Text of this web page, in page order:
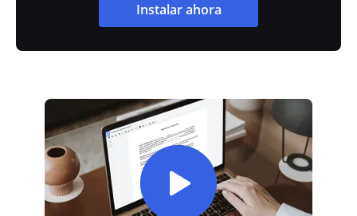
Instalar ahora